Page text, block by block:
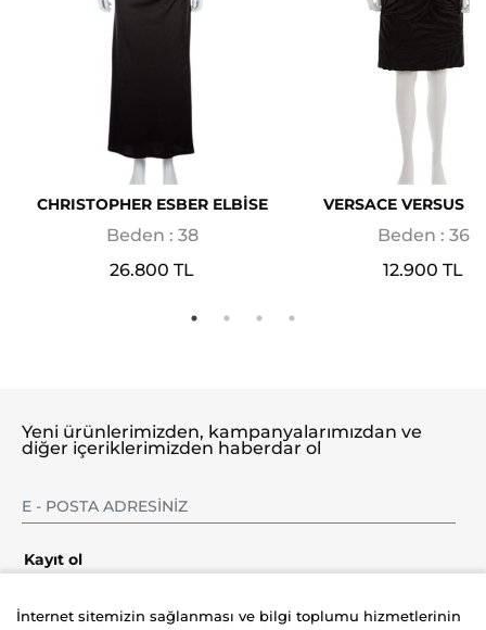
CHRISTOPHER ESBER ELBİSE
Beden : 38
26.800 TL
VERSACE VERSUS
Beden : 36
12.900 TL
Yeni ürünlerimizden, kampanyalarımızdan ve
diğer içeriklerimizden haberdar ol
Kayıt ol
İnternet sitemizin sağlanması ve bilgi toplumu hizmetlerinin